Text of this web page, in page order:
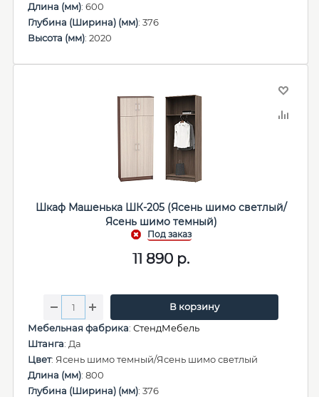
Длина (мм): 600
Глубина (Ширина) (мм): 376
Высота (мм): 2020
Шкаф Машенька ШК-205 (Ясень шимо светлый/
Ясень шимо темный)
11 890 р.
В корзину
Мебельная фабрика: СтендМебель
Штанга: Да
Цвет: Ясень шимо темный/Ясень шимо светлый
Длина (мм): 800
Глубина (Ширина) (мм): 376